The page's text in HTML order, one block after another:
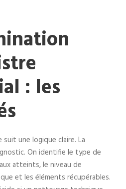
: les
une logique claire. La
On identifie le type de
atteints, le niveau de
et les éléments récupérables.